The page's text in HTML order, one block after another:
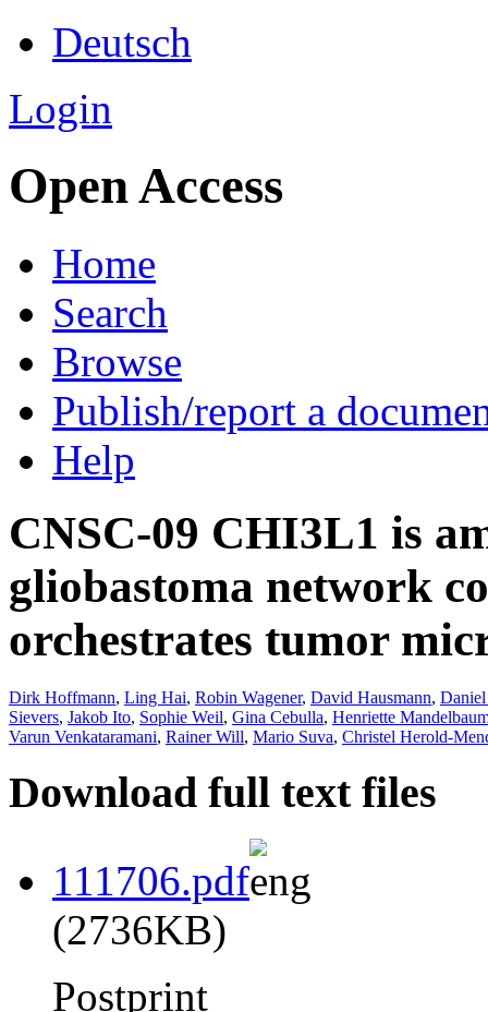
Deutsch
Login
Open Access
Home
Search
Browse
Publish/report a
Help
CNSC-09 CHI3L1 is
gliobastoma network
orchestrates tumor
Dirk Hoffmann, Ling Hai, Robin Wagener, David Hausmann,
Sievers, Jakob Ito, Sophie Weil, Gina Cebulla, Henriette
Varun Venkataramani, Rainer Will, Mario Suva, Christel Herold-
Download full text files
111706.pdf
(2736KB)
Postprint